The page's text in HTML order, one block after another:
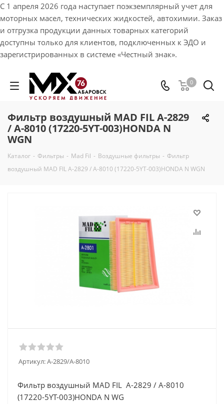
С 1 апреля 2026 года наступает поэкземплярный учет для
моторных масел, технических жидкостей, автохимии. Заказ
и отгрузка продукции данных товарных категорий
доступны только для клиентов, подключенных к ЭДО и
зарегистрированных в системе «Честный знак».
0
Фильтр воздушный MAD FIL A-2829
/ A-8010 (17220-5YT-003)HONDA N
WGN
Каталог - Фильтры - Mad Fil - Воздушные фильтры - Фильтр
воздушный MAD FIL A-2829 / A-8010 (17220-5YT-003)HONDA N WGN
Артикул:A-2829/A-8010
Фильтр воздушный MAD FIL A-2829 / A-8010
(17220-5YT-003)HONDA N WG